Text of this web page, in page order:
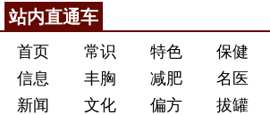
站内直通车
首页 常识 特色 保健
信息
丰胸 减肥 名医
新闻
文化 偏方 拔罐